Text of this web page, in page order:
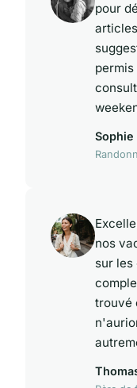
pour
Sophie
nos
sur les
trouvé